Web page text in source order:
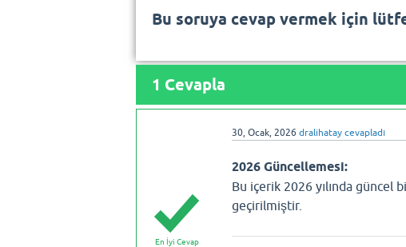
Bu soruya cevap vermek için
1 Cevapla
30, Ocak, 2026 dralihatay cevapladı
En İyi Cevap
2026 Güncellemesi:
Bu içerik 2026 yılında güncel
geçirilmiştir.